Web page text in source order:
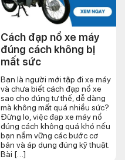
Cách đạp nổ xe máy
đúng cách​ không bị
mất sức
Bạn là người mới tập đi xe máy
và chưa biết cách đạp nổ xe
sao cho đúng tư thế, dễ dàng
mà không mất quá nhiều sức?
Đừng lo, việc đạp xe máy nổ
đúng cách không quá khó nếu
bạn nắm vững các bước cơ
bản và áp dụng đúng kỹ thuật.
Bài […]